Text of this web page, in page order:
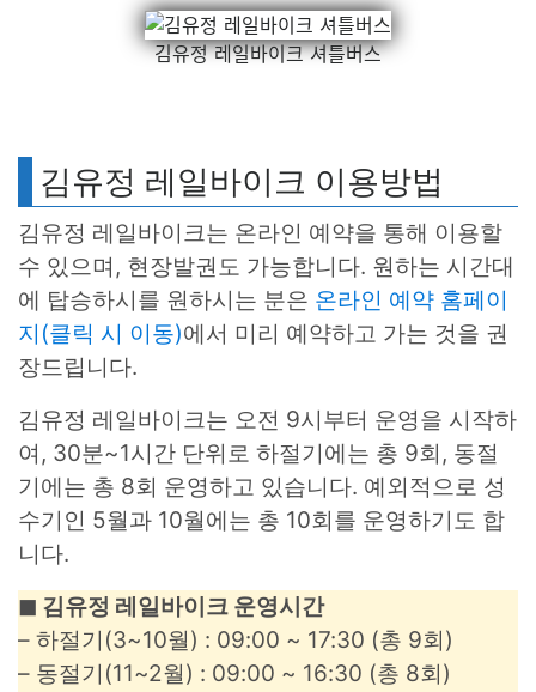
김유정 레일바이크 셔틀버스
김유정 레일바이크 이용방법
김유정 레일바이크는 온라인 예약을 통해 이용할
수 있으며, 현장발권도 가능합니다. 원하는 시간대
에 탑승하시를 원하시는 분은 온라인 예약 홈페이
지(클릭 시 이동)에서 미리 예약하고 가는 것을 권
장드립니다.
김유정 레일바이크는 오전 9시부터 운영을 시작하
여, 30분~1시간 단위로 하절기에는 총 9회, 동절
기에는 총 8회 운영하고 있습니다. 예외적으로 성
수기인 5월과 10월에는 총 10회를 운영하기도 합
니다.
◼︎ 김유정 레일바이크 운영시간
– 하절기(3~10월) : 09:00 ~ 17:30 (총 9회)
– 동절기(11~2월) : 09:00 ~ 16:30 (총 8회)